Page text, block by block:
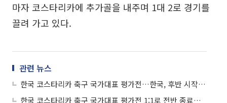
마자 코스타리카에 추가골을 내주며 1대 2로 경기를
끌려 가고 있다.
관련 뉴스
한국 코스타리카 축구 국가대표 평가전…한국, 후반 시작하자마자 추가골 허용
한국 코스타리카 축구 국가대표 평가전 1:1로 전반 종료…이동국, 전반 45분에 골망 갈라